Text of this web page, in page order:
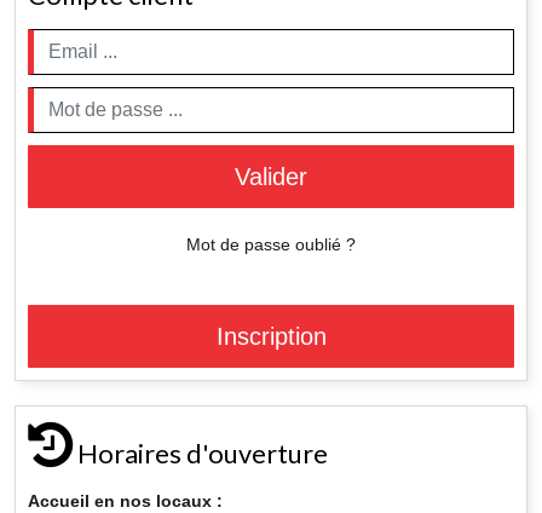
Valider
Mot de passe oublié ?
Inscription
Horaires d'ouverture
Accueil en nos locaux :